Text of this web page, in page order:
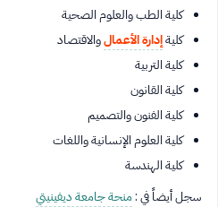
كلية الطب والعلوم الصحية
كليةإدارة الأعمالوالاقتصاد
كلية التربية
كلية القانون
كلية الفنون والتصميم
كلية العلوم الإنسانية واللغات
كلية الهندسة
سجل أيضاً في :منحة جامعة ديفينيتي